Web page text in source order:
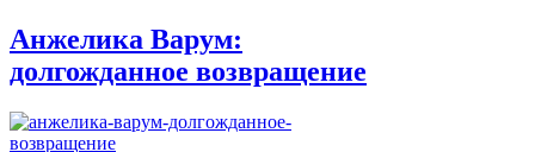
Анжелика Варум:
долгожданное возвращение